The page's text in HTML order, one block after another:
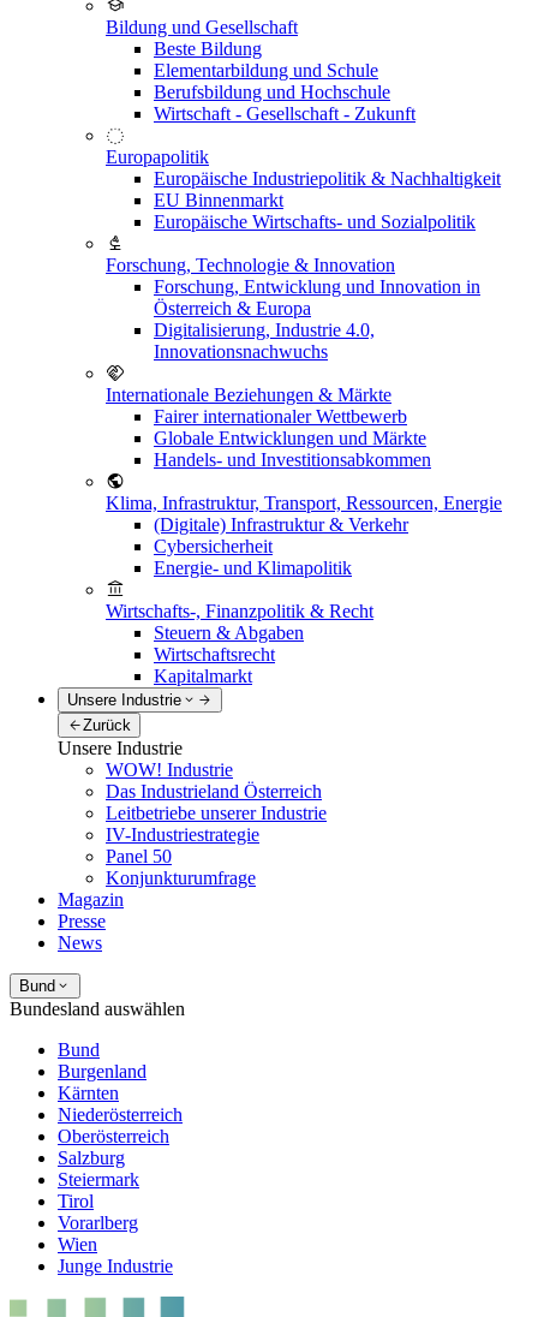
Bildung und Gesellschaft
Beste Bildung
Elementarbildung und Schule
Berufsbildung und Hochschule
Wirtschaft - Gesellschaft - Zukunft
Europapolitik
Europäische Industriepolitik & Nachhaltigkeit
EU Binnenmarkt
Europäische Wirtschafts- und Sozialpolitik
Forschung, Technologie & Innovation
Forschung, Entwicklung und Innovation in
Österreich & Europa
Digitalisierung, Industrie 4.0,
Innovationsnachwuchs
Internationale Beziehungen & Märkte
Fairer internationaler Wettbewerb
Globale Entwicklungen und Märkte
Handels- und Investitionsabkommen
Klima, Infrastruktur, Transport, Ressourcen, Energie
(Digitale) Infrastruktur & Verkehr
Cybersicherheit
Energie- und Klimapolitik
Wirtschafts-, Finanzpolitik & Recht
Steuern & Abgaben
Wirtschaftsrecht
Kapitalmarkt
Unsere Industrie
Zurück
Unsere Industrie
WOW! Industrie
Das Industrieland Österreich
Leitbetriebe unserer Industrie
IV-Industriestrategie
Panel 50
Konjunkturumfrage
Magazin
Presse
News
Bund
Bundesland auswählen
Bund
Burgenland
Kärnten
Niederösterreich
Oberösterreich
Salzburg
Steiermark
Tirol
Vorarlberg
Wien
Junge Industrie